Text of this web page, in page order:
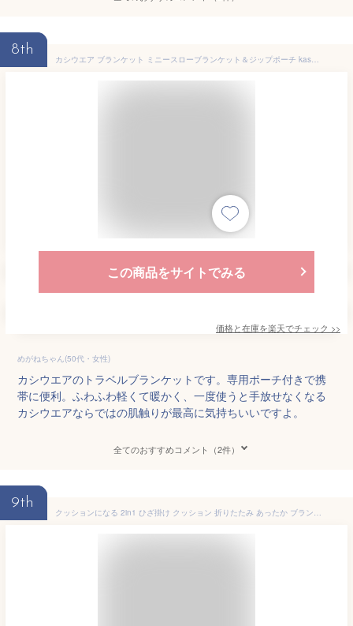
8th
カシウエア ブランケット ミニースローブランケット＆ジップポーチ kashwere【Mini Throw w/ Zip Pouch 【カシウェア 送料無料 マイクロファイバー 旅行 車 ひざかけ ポーチ】
この商品をサイトでみる
価格と在庫を楽天でチェック >>
めがねちゃん(50代・女性)
カシウエアのトラベルブランケットです。専用ポーチ付きで携
帯に便利。ふわふわ軽くて暖かく、一度使うと手放せなくなる
カシウエアならではの肌触りが最高に気持ちいいですよ。
全てのおすすめコメント（2件）
9th
クッションになる 2in1 ひざ掛け クッション 折りたたみ あったか ブランケット 毛布 コンパクト 洗える 冷房対策 防災 掛け毛布 ふわふわ 収納 軽量 クッションになる 車 トラベル キャンプ